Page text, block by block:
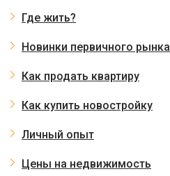
Где жить?
Новинки первичного рынка
Как продать квартиру
Как купить новостройку
Личный опыт
Цены на недвижимость